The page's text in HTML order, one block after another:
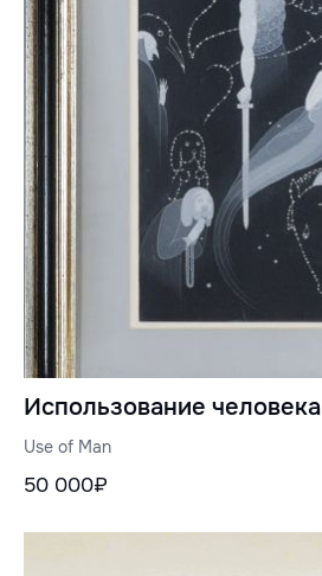
Использование человека
Use of Man
50 000₽